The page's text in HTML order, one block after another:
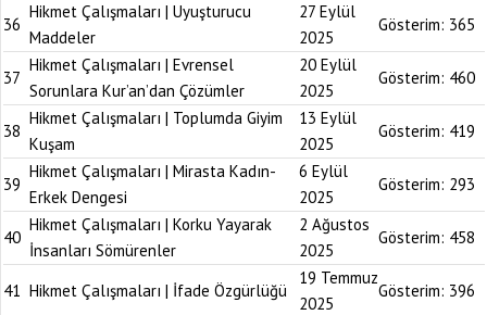
36
Hikmet Çalışmaları | Uyuşturucu
Maddeler
27 Eylül
2025
Gösterim: 365
37
Hikmet Çalışmaları | Evrensel
Sorunlara Kur’an’dan Çözümler
20 Eylül
2025
Gösterim: 460
38
Hikmet Çalışmaları | Toplumda Giyim
Kuşam
13 Eylül
2025
Gösterim: 419
39
Hikmet Çalışmaları | Mirasta Kadın-
Erkek Dengesi
6 Eylül
2025
Gösterim: 293
40
Hikmet Çalışmaları | Korku Yayarak
İnsanları Sömürenler
2 Ağustos
2025
Gösterim: 458
41 Hikmet Çalışmaları | İfade Özgürlüğü
19 Temmuz
2025
Gösterim: 396